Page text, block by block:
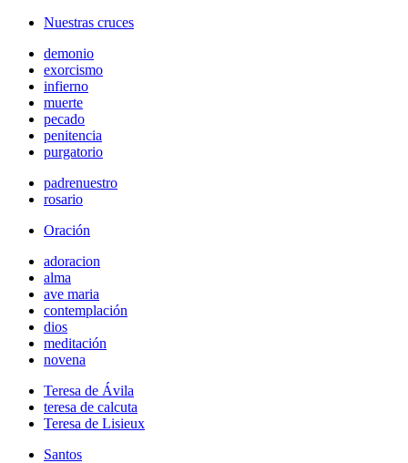
Nuestras cruces
demonio
exorcismo
infierno
muerte
pecado
penitencia
purgatorio
padrenuestro
rosario
Oración
adoracion
alma
ave maria
contemplación
dios
meditación
novena
Teresa de Ávila
teresa de calcuta
Teresa de Lisieux
Santos